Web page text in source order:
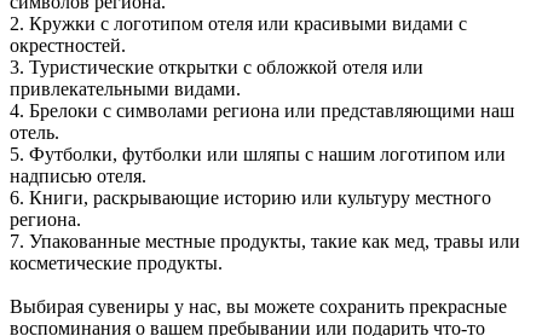
2. Кружки с логотипом отеля или красивыми видами с
окрестностей.
3. Туристические открытки с обложкой отеля или
привлекательными видами.
4. Брелоки с символами региона или представляющими наш
отель.
5. Футболки, футболки или шляпы с нашим логотипом или
надписью отеля.
6. Книги, раскрывающие историю или культуру местного
региона.
7. Упакованные местные продукты, такие как мед, травы или
косметические продукты.
Выбирая сувениры у нас, вы можете сохранить прекрасные
воспоминания о вашем пребывании или подарить что-то